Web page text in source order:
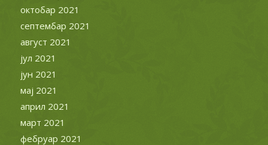
октобар 2021
септембар 2021
август 2021
јул 2021
јун 2021
мај 2021
април 2021
март 2021
фебруар 2021